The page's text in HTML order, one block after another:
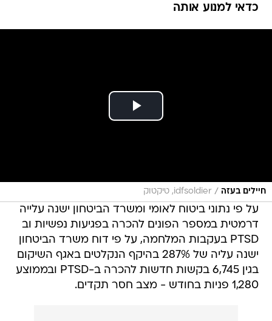
כדאי למנוע אותה
חיילים בעזה / idfsoldier, טיקטוק
על פי נתוני ביטוח לאומי ומשרד הביטחון ישנה עלייה
דרמטית במספר הפונים להכרה בפגיעות נפשיות וב
PTSD בעקבות המלחמה, על פי דוח משרד הביטחון
ישנה עליה של 287% בהיקף הנקלטים באגף השיקום
בגין 6,745 בקשות חדשות להכרה ב-PTSD ובממוצע
1,280 פניות בחודש - מצב חסר תקדים.